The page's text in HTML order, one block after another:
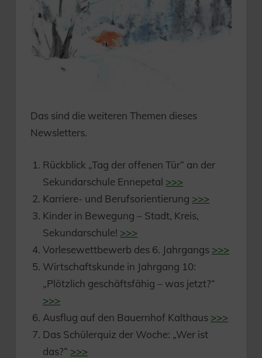
Das sind die weiteren Themen dieses
Newsletters.
Rückblick „Tag der offenen Tür“ an der
Sekundarschule Ennepetal >>>
Karriere- und Berufsorientierung >>>
Kinder in Bewegung – Stadt, Kreis,
Sekundarschule! >>>
Vorlesewettbewerb des 6. Jahrgangs >>>
Wirtschaftskunde in Jahrgang 10:
„Plötzlich geschäftsfähig – was jetzt?“
>>>
Ausflug auf den Bauernhof Kalthaus >>>
Das Schülerquiz der Woche: „Wer ist
das?“ >>>